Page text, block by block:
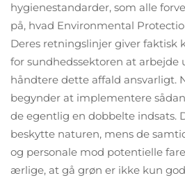
hygienestandarder, som alle
på, hvad Environmental
Deres retningslinjer giver faktisk
for sundhedssektoren at arbejde
håndtere dette affald ansvarligt.
begynder at implementere
de egentlig en dobbelte indsats.
beskytte naturen, mens de
og personale mod potentielle
ærlige, at gå grøn er ikke kun